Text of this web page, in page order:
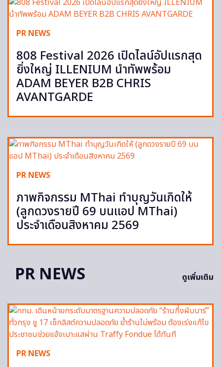
PR NEWS
808 Festival 2026 เปิดไลน์อัปแรกสุด
ยิ่งใหญ่ ILLENIUM นำทัพพร้อม
ADAM BEYER B2B CHRIS
AVANTGARDE
PR NEWS
ภาพกิจกรรม MThai ทำบุญวันเกิดให้
(ลูกดวงรายปี 69 บนแอป MThai)
ประจำเดือนสิงหาคม 2569
PR NEWS ดูเพิ่มเติม
PR NEWS